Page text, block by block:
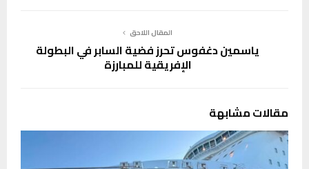
المقال اللاحق
ياسمين دغفوس تحرز فضية السابر في البطولة
الإفريقية للمبارزة
مقالات مشابهة